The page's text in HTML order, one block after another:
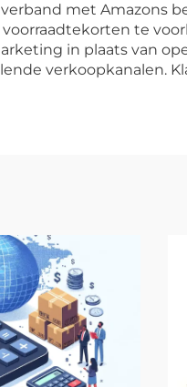
met Amazons
te
in plaats van
verkoopkanalen.